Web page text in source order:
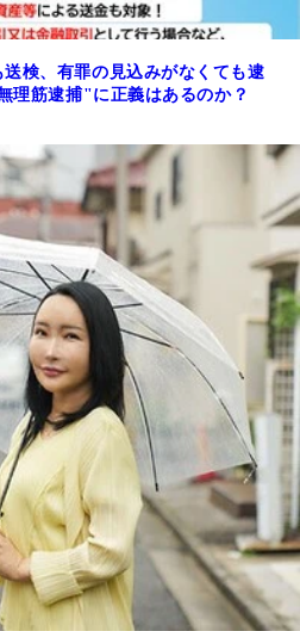
送検、有罪の見込みがなくても逮
筋逮捕"に正義はあるのか？